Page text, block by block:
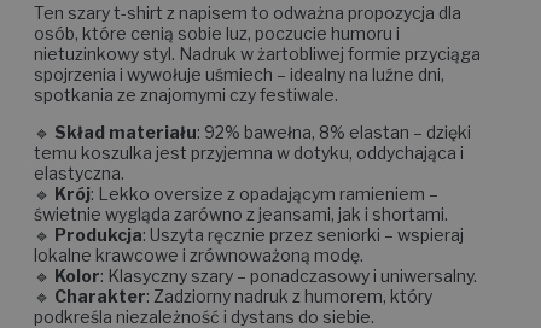
Ten szary t-shirt z napisem to odważna propozycja dla
osób, które cenią sobie luz, poczucie humoru i
nietuzinkowy styl. Nadruk w żartobliwej formie przyciąga
spojrzenia i wywołuje uśmiech – idealny na luźne dni,
spotkania ze znajomymi czy festiwale.
🔹 Skład materiału: 92% bawełna, 8% elastan – dzięki
temu koszulka jest przyjemna w dotyku, oddychająca i
elastyczna.
🔹 Krój: Lekko oversize z opadającym ramieniem –
świetnie wygląda zarówno z jeansami, jak i shortami.
🔹 Produkcja: Uszyta ręcznie przez seniorki – wspieraj
lokalne krawcowe i zrównoważoną modę.
🔹 Kolor: Klasyczny szary – ponadczasowy i uniwersalny.
🔹 Charakter: Zadziorny nadruk z humorem, który
podkreśla niezależność i dystans do siebie.